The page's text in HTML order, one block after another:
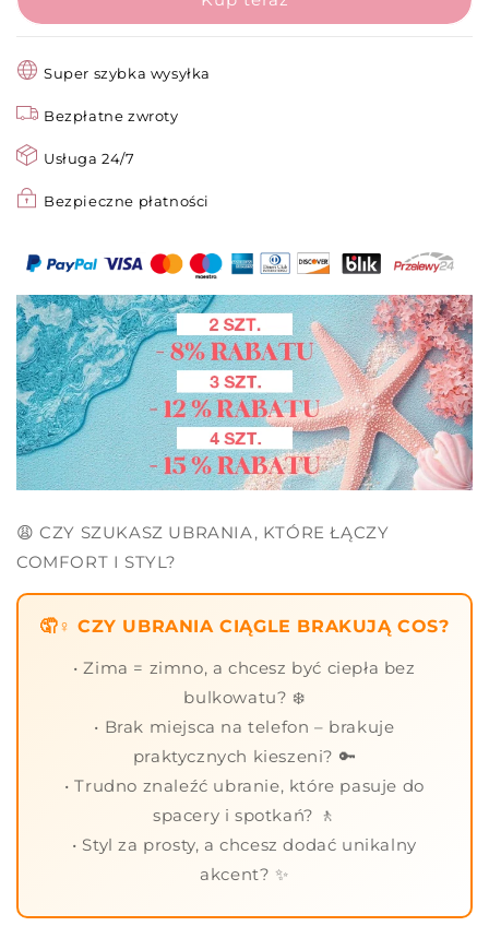
kapturemkapturem
Super szybka wysyłka
Bezpłatne zwroty
Usługa 24/7
Bezpieczne płatności
😩 CZY SZUKASZ UBRANIA, KTÓRE ŁĄCZY
COMFORT I STYL?
🤦♀️ CZY UBRANIA CIĄGLE BRAKUJĄ COS?
• Zima = zimno, a chcesz być ciepła bez
bulkowatu? ❄️
• Brak miejsca na telefon – brakuje
praktycznych kieszeni? 🔑
• Trudno znaleźć ubranie, które pasuje do
spacery i spotkań? 🚶
• Styl za prosty, a chcesz dodać unikalny
akcent? ✨